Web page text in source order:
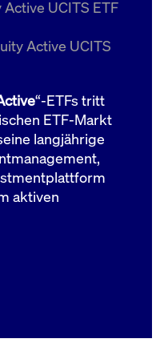
UCITS ETF
Active UCITS
“-ETFs tritt
ETF-Markt
langjährige
aktiven
bis